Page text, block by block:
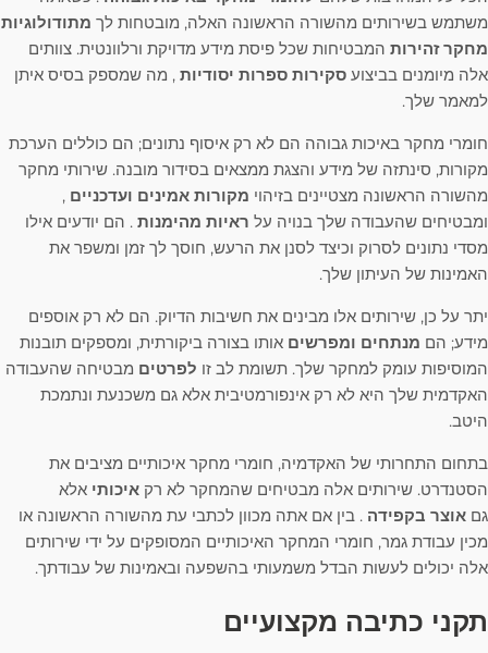
משתמש בשירותים מהשורה הראשונה האלה, מובטחות לך מתודולוגיות
מחקר זהירות המבטיחות שכל פיסת מידע מדויקת ורלוונטית. צוותים
אלה מיומנים בביצוע סקירות ספרות יסודיות , מה שמספק בסיס איתן
למאמר שלך.
חומרי מחקר באיכות גבוהה הם לא רק איסוף נתונים; הם כוללים הערכת
מקורות, סינתזה של מידע והצגת ממצאים בסידור מובנה. שירותי מחקר
מהשורה הראשונה מצטיינים בזיהוי מקורות אמינים ועדכניים ,
ומבטיחים שהעבודה שלך בנויה על ראיות מהימנות . הם יודעים אילו
מסדי נתונים לסרוק וכיצד לסנן את הרעש, חוסך לך זמן ומשפר את
האמינות של העיתון שלך.
יתר על כן, שירותים אלו מבינים את חשיבות הדיוק. הם לא רק אוספים
מידע; הם מנתחים ומפרשים אותו בצורה ביקורתית, ומספקים תובנות
המוסיפות עומק למחקר שלך. תשומת לב זו לפרטים מבטיחה שהעבודה
האקדמית שלך היא לא רק אינפורמטיבית אלא גם משכנעת ונתמכת
היטב.
בתחום התחרותי של האקדמיה, חומרי מחקר איכותיים מציבים את
הסטנדרט. שירותים אלה מבטיחים שהמחקר לא רק איכותי אלא
גם אוצר בקפידה . בין אם אתה מכוון לכתבי עת מהשורה הראשונה או
מכין עבודת גמר, חומרי המחקר האיכותיים המסופקים על ידי שירותים
אלה יכולים לעשות הבדל משמעותי בהשפעה ובאמינות של עבודתך.
תקני כתיבה מקצועיים